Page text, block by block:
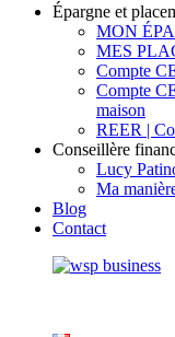
Épargne et
MON
MES
Compte
Compte
maison
REER |
Conseillère
Lucy
Ma
Blog
Contact